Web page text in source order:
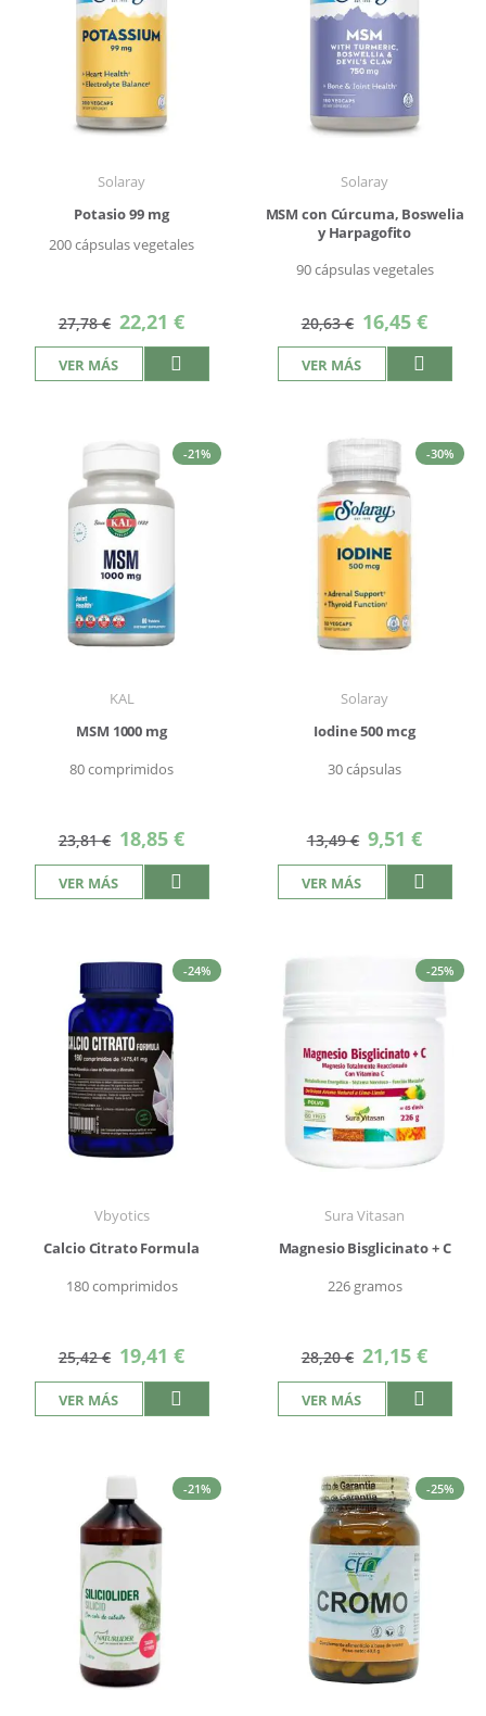
Solaray
Potasio 99 mg
200 cápsulas vegetales
27,78 € Precio
especial
22,21 €
VER MÁS
Solaray
MSM con Cúrcuma, Boswelia
y Harpagofito
90 cápsulas vegetales
20,63 € Precio
especial
16,45 €
VER MÁS
-21%
KAL
MSM 1000 mg
80 comprimidos
23,81 € Precio
especial
18,85 €
VER MÁS
-30%
Solaray
Iodine 500 mcg
30 cápsulas
13,49 € Precio
especial
9,51 €
VER MÁS
-24%
Vbyotics
Calcio Citrato Formula
180 comprimidos
25,42 € Precio
especial
19,41 €
VER MÁS
-25%
Sura Vitasan
Magnesio Bisglicinato + C
226 gramos
28,20 € Precio
especial
21,15 €
VER MÁS
-21% -25%